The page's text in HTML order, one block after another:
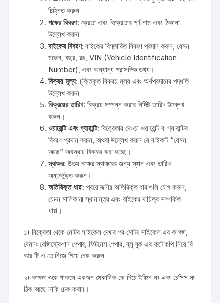
চিহ্নিত করুন।
পক্ষের বিবরণ: ক্রেতা এবং বিক্রেতার পূর্ণ নাম এবং ঠিকানা
উল্লেখ করুন।
বাইকের বিবরণ: বাইকের বিস্তারিত বিবরণ প্রদান করুন, যেমন
মডেল, বছর, রঙ, VIN (Vehicle Identification
Number), এবং অন্যান্য প্রাসঙ্গিক তথ্য।
বিক্রয় মূল্য: চুক্তিকৃত বিক্রয় মূল্য এবং অর্থপ্রদানের পদ্ধতি
উল্লেখ করুন।
বিক্রয়ের তারিখ: বিক্রয় সম্পন্ন করার নির্দিষ্ট তারিখ উল্লেখ
করুন।
ওয়ারেন্টি এবং গ্যারান্টি: বিক্রেতার দেওয়া ওয়ারেন্টি বা গ্যারান্টির
বিবরণ প্রদান করুন, অথবা উল্লেখ করুন যে বাইকটি “যেমন
আছে” অবস্থায় বিক্রয় করা হচ্ছে।
স্বাক্ষর: উভয় পক্ষের স্বাক্ষরের জন্য স্থান এবং তারিখ
অন্তর্ভুক্ত করুন।
অতিরিক্ত ধারা: প্রয়োজনীয় অতিরিক্ত ধারাগুলি যোগ করুন,
যেমন মালিকানা স্থানান্তর এবং বাইকের দায়িত্ব সম্পর্কিত
ধারা।
১) বিক্রেতা থেকে মোটর সাইকেল দেখার পর মোটর সাইকেল এর কাগজ,
যেমনঃ রেজিস্ট্রেশান পেপার, ফিটনেস পেপার, ব্লু বুক এর ফটোকপি নিয়ে বি
আর টি এ তে নিজে গিয়ে চেক করুন
২) কাগজ ওকে থাকলে একজন মেকানিক কে দিয়ে ইঞ্জিন নং এবং চেসিস নং
ঠিক আছে নাকি চেক করান।